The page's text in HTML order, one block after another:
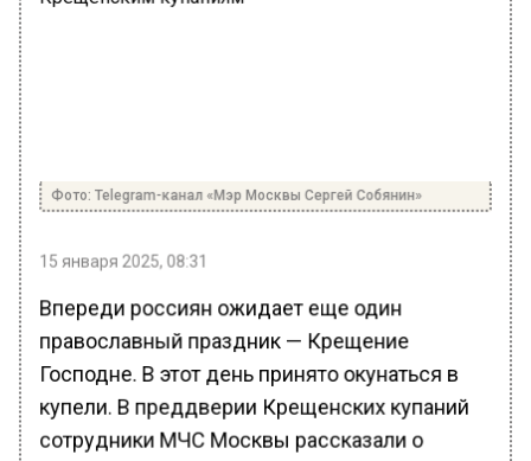
Фото: Telegram-канал «Мэр Москвы Сергей Собянин»
15 января 2025, 08:31
Впереди россиян ожидает еще один
православный праздник — Крещение
Господне. В этот день принято окунаться в
купели. В преддверии Крещенских купаний
сотрудники МЧС Москвы рассказали о